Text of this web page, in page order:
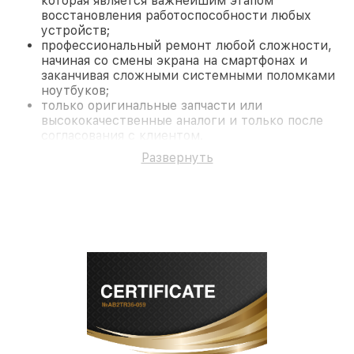
восстановления работоспособности любых
устройств;
профессиональный ремонт любой сложности,
начиная со смены экрана на смартфонах и
заканчивая сложными системными поломками
ноутбуков;
только оригинальные запчасти или
высококачественные аналоги и только после
согласования с клиентом.
На все работы и замененные комплектующие
предоставляется длительная гарантия. В случае
современное оборудование и
лицензированное ПО в ремонтно-
диагностических мастерских;
собственный склад комплектующих, что
Развернуть